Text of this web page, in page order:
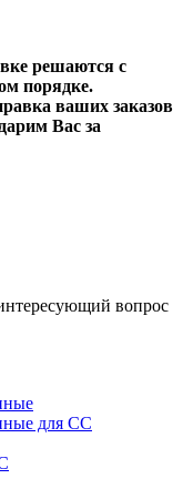
решаются с
порядке.
ваших заказов
Вас за
вопрос
для СС